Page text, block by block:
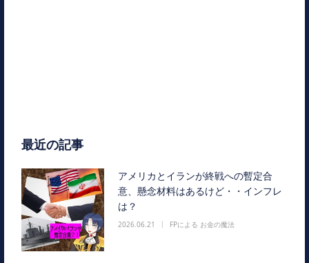
最近の記事
アメリカとイランが終戦への暫定合
意、懸念材料はあるけど・・インフレ
は？
2026.06.21 FPによる お金の魔法